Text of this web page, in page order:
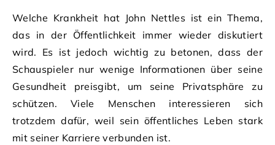
Welche Krankheit hat John Nettles ist ein Thema,
das in der Öffentlichkeit immer wieder diskutiert
wird. Es ist jedoch wichtig zu betonen, dass der
Schauspieler nur wenige Informationen über seine
Gesundheit preisgibt, um seine Privatsphäre zu
schützen. Viele Menschen interessieren sich
trotzdem dafür, weil sein öffentliches Leben stark
mit seiner Karriere verbunden ist.